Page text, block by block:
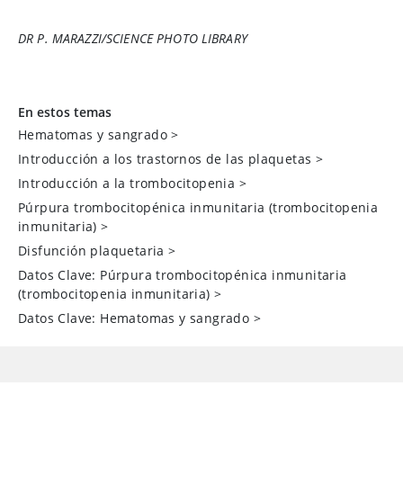
DR P. MARAZZI/SCIENCE PHOTO LIBRARY
En estos temas
Hematomas y sangrado >
Introducción a los trastornos de las plaquetas >
Introducción a la trombocitopenia >
Púrpura trombocitopénica inmunitaria (trombocitopenia
inmunitaria) >
Disfunción plaquetaria >
Datos Clave: Púrpura trombocitopénica inmunitaria
(trombocitopenia inmunitaria) >
Datos Clave: Hematomas y sangrado >